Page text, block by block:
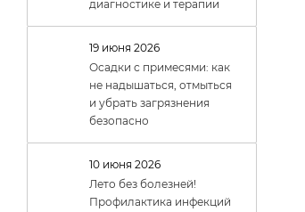
диагностике и терапии
19 июня 2026
Осадки с примесями: как
не надышаться, отмыться
и убрать загрязнения
безопасно
10 июня 2026
Лето без болезней!
Профилактика инфекций